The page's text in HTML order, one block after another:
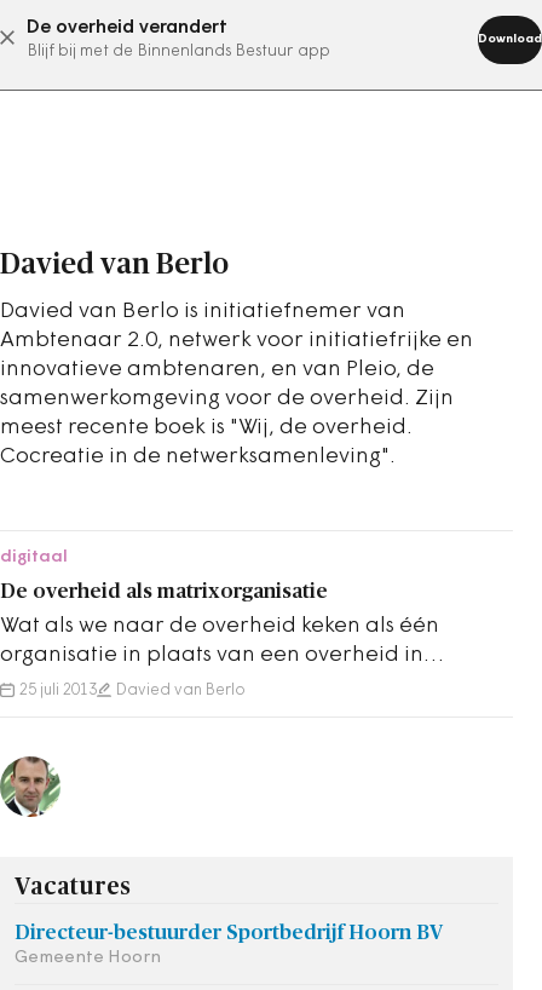
De overheid verandert
Blijf bij met de Binnenlands Bestuur app
Download
abonneer nu
Davied van Berlo
Davied van Berlo is initiatiefnemer van
Ambtenaar 2.0, netwerk voor initiatiefrijke en
innovatieve ambtenaren, en van Pleio, de
samenwerkomgeving voor de overheid. Zijn
meest recente boek is "Wij, de overheid.
Cocreatie in de netwerksamenleving".
digitaal
De overheid als matrixorganisatie
Wat als we naar de overheid keken als één
organisatie in plaats van een overheid in
kolommen? Wat zou dat opleveren? Column van
25 juli 2013 Davied van Berlo
Vacatures
Directeur-bestuurder Sportbedrijf Hoorn BV
Gemeente Hoorn